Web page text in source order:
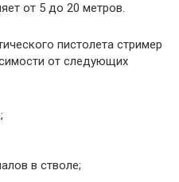
от 5 до 20 метров.
пистолета стример
от следующих
в стволе;